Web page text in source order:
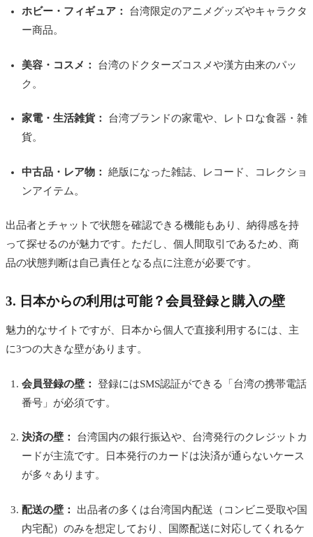
ホビー・フィギュア：
台湾限定のアニメグッズやキャラクタ
ー商品。
美容・コスメ：
台湾のドクターズコスメや漢方由来のパッ
ク。
家電・生活雑貨：
台湾ブランドの家電や、レトロな食器・雑
貨。
中古品・レア物：
絶版になった雑誌、レコード、コレクショ
ンアイテム。
出品者とチャットで状態を確認できる機能もあり、納得感を持
って探せるのが魅力です。ただし、個人間取引であるため、商
品の状態判断は自己責任となる点に注意が必要です。
3. 日本からの利用は可能？会員登録と購入の壁
魅力的なサイトですが、日本から個人で直接利用するには、主
に3つの大きな壁があります。
会員登録の壁：
登録にはSMS認証ができる「台湾の携帯電話
番号」が必須です。
決済の壁：
台湾国内の銀行振込や、台湾発行のクレジットカ
ードが主流です。日本発行のカードは決済が通らないケース
が多々あります。
配送の壁：
出品者の多くは台湾国内配送（コンビニ受取や国
内宅配）のみを想定しており、国際配送に対応してくれるケ